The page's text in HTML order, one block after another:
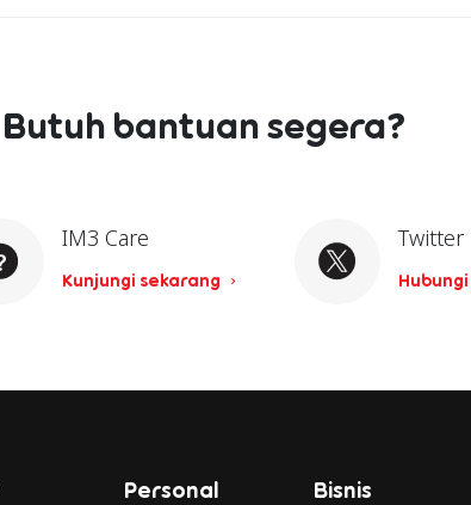
Butuh bantuan segera?
IM3 Care
Kunjungi sekarang
Twitter
Personal Bisnis